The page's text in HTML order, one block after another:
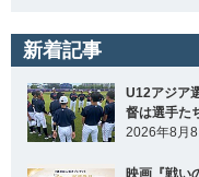
新着記事
U12アジア
督は選手た
2026年8月8